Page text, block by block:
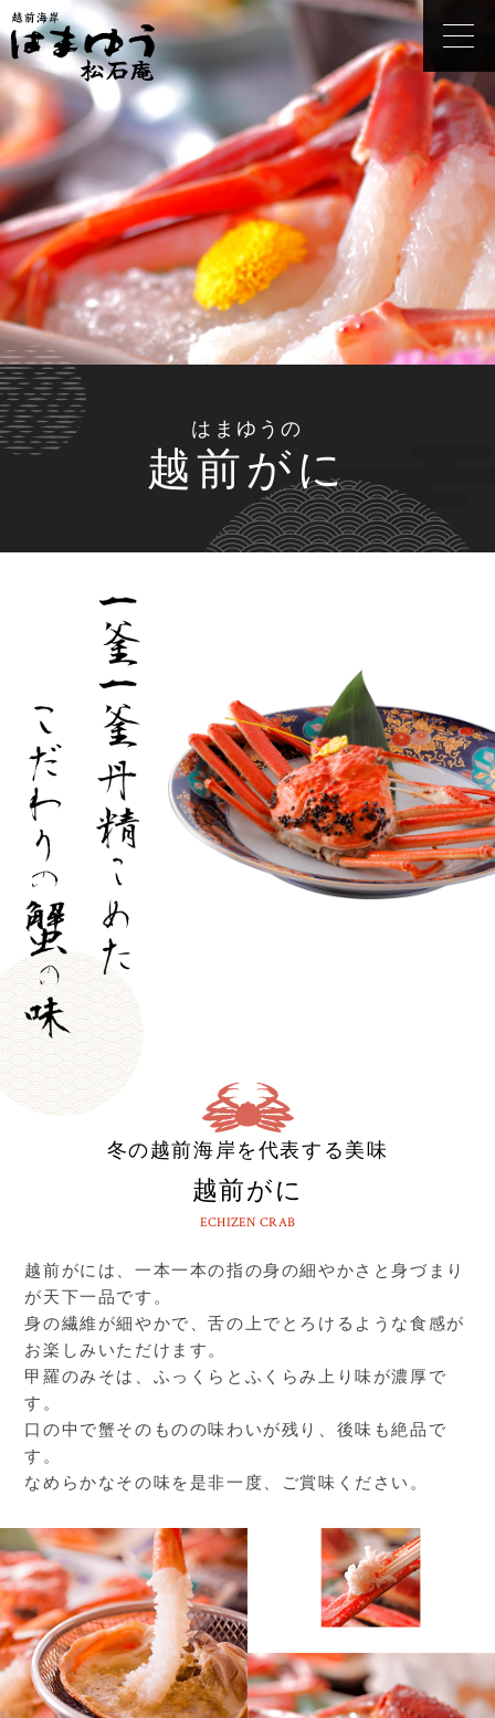
はまゆうの
越前がに
冬の越前海岸を代表する美味
越前がに
ECHIZEN CRAB
越前がには、一本一本の指の身の細やかさと身づまり
が天下一品です。
身の繊維が細やかで、舌の上で とろけるような食感が
お楽しみいただけます。
甲羅のみそは、ふっくらとふくらみ上り味が濃厚で
す。
口の中で蟹そのものの味わいが残り、後味も絶品で
す。
なめらかなその味を是非一度、ご賞味ください。